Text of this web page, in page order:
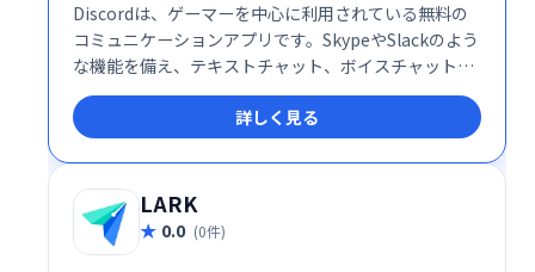
Discordは、ゲーマーを中心に利用されている無料の
コミュニケーションアプリです。SkypeやSlackのよう
な機能を備え、テキストチャット、ボイスチャット、
ビデオ通話に対応。チームでのゲームプレイ調整や仲
間との交流に最適です。直感的なインターフェース
で、手軽にグループ通話やプライベートな会話も楽し
めます。世界中のユーザーと繋がり、様々なコミュニ
ティに参加することも可能です。
詳しく見る
LARK
0.0 (0件)